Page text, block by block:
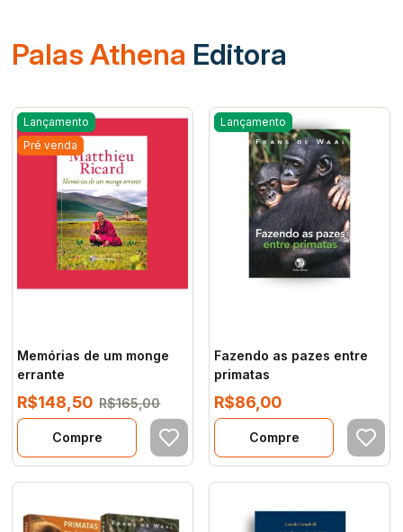
Palas Athena Editora
Lançamento
Pré venda
Memórias de um monge
errante
R$165,00
R$148,50
Lançamento
Fazendo as pazes entre
primatas
R$86,00